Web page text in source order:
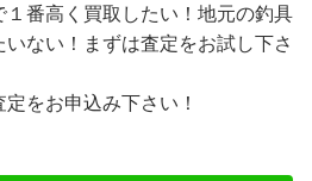
番高く買取したい！地元の釣具
ない！まずは査定をお試し下さ
をお申込み下さい！